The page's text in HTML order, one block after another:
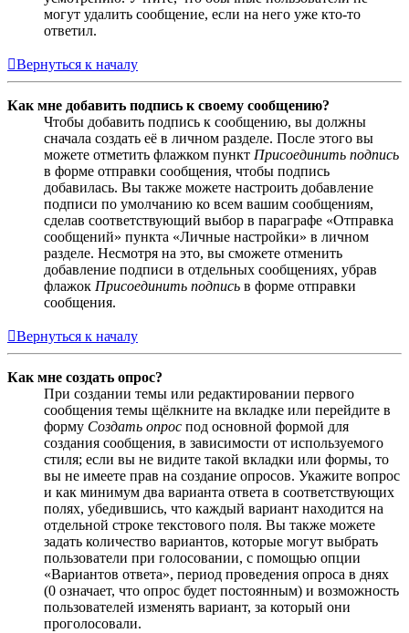
могут удалить сообщение, если на него уже кто-то
ответил.
Вернуться к началу
Как мне добавить подпись к своему сообщению?
Чтобы добавить подпись к сообщению, вы должны
сначала создать её в личном разделе. После этого вы
можете отметить флажком пункт Присоединить подпись
в форме отправки сообщения, чтобы подпись
добавилась. Вы также можете настроить добавление
подписи по умолчанию ко всем вашим сообщениям,
сделав соответствующий выбор в параграфе «Отправка
сообщений» пункта «Личные настройки» в личном
разделе. Несмотря на это, вы сможете отменить
добавление подписи в отдельных сообщениях, убрав
флажок Присоединить подпись в форме отправки
сообщения.
Вернуться к началу
Как мне создать опрос?
При создании темы или редактировании первого
сообщения темы щёлкните на вкладке или перейдите в
форму Создать опрос под основной формой для
создания сообщения, в зависимости от используемого
стиля; если вы не видите такой вкладки или формы, то
вы не имеете прав на создание опросов. Укажите вопрос
и как минимум два варианта ответа в соответствующих
полях, убедившись, что каждый вариант находится на
отдельной строке текстового поля. Вы также можете
задать количество вариантов, которые могут выбрать
пользователи при голосовании, с помощью опции
«Вариантов ответа», период проведения опроса в днях
(0 означает, что опрос будет постоянным) и возможность
пользователей изменять вариант, за который они
проголосовали.